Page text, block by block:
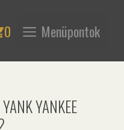
0 Menüpontok
YANKEE